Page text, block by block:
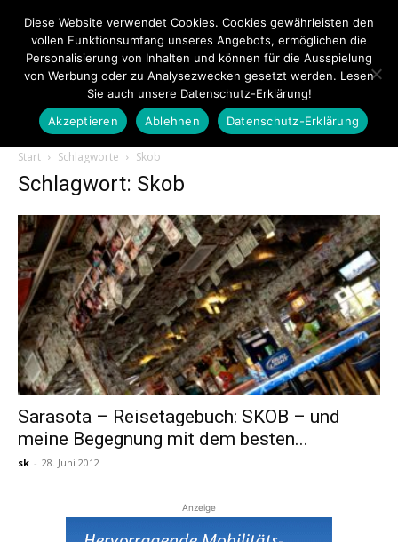
Touristiknews.de
Touristiknews
und
Reiseempfehlungen.
Start Schlagworte Skob
Schlagwort: Skob
Sarasota – Reisetagebuch: SKOB – und
meine Begegnung mit dem besten...
sk - 28. Juni 2012
Anzeige
Diese Website verwendet Cookies. Cookies gewährleisten den
vollen Funktionsumfang unseres Angebots, ermöglichen die
Personalisierung von Inhalten und können für die Ausspielung
von Werbung oder zu Analysezwecken gesetzt werden. Lesen
Sie auch unsere Datenschutz-Erklärung!
Akzeptieren
Ablehnen Datenschutz-Erklärung